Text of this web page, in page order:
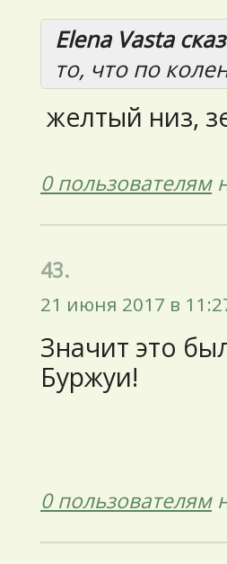
Elena Vasta
то, что по
желтый низ,
0 пользователям
43.
21 июня 2017 в
Значит это
Буржуи!
0 пользователям